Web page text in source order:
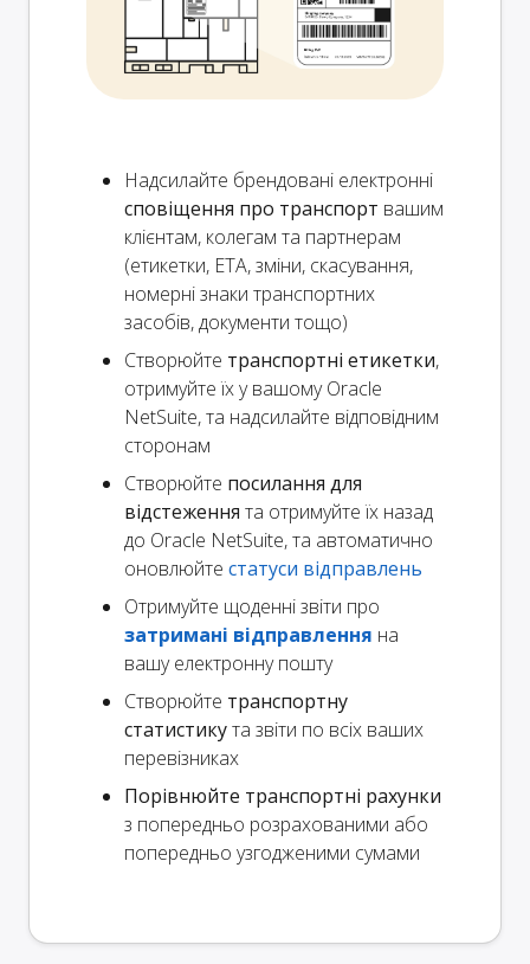
Надсилайте брендовані електронні
сповіщення про транспорт вашим
клієнтам, колегам та партнерам
(етикетки, ETA, зміни, скасування,
номерні знаки транспортних
засобів, документи тощо)
Створюйте транспортні етикетки,
отримуйте їх у вашому Oracle
NetSuite, та надсилайте відповідним
сторонам
Створюйте посилання для
відстеження та отримуйте їх назад
до Oracle NetSuite, та автоматично
оновлюйте статуси відправлень
Отримуйте щоденні звіти про
затримані відправлення на
вашу електронну пошту
Створюйте транспортну
статистикута звіти по всіх ваших
перевізниках
Порівнюйте транспортні рахунки
з попередньо розрахованими або
попередньо узгодженими сумами